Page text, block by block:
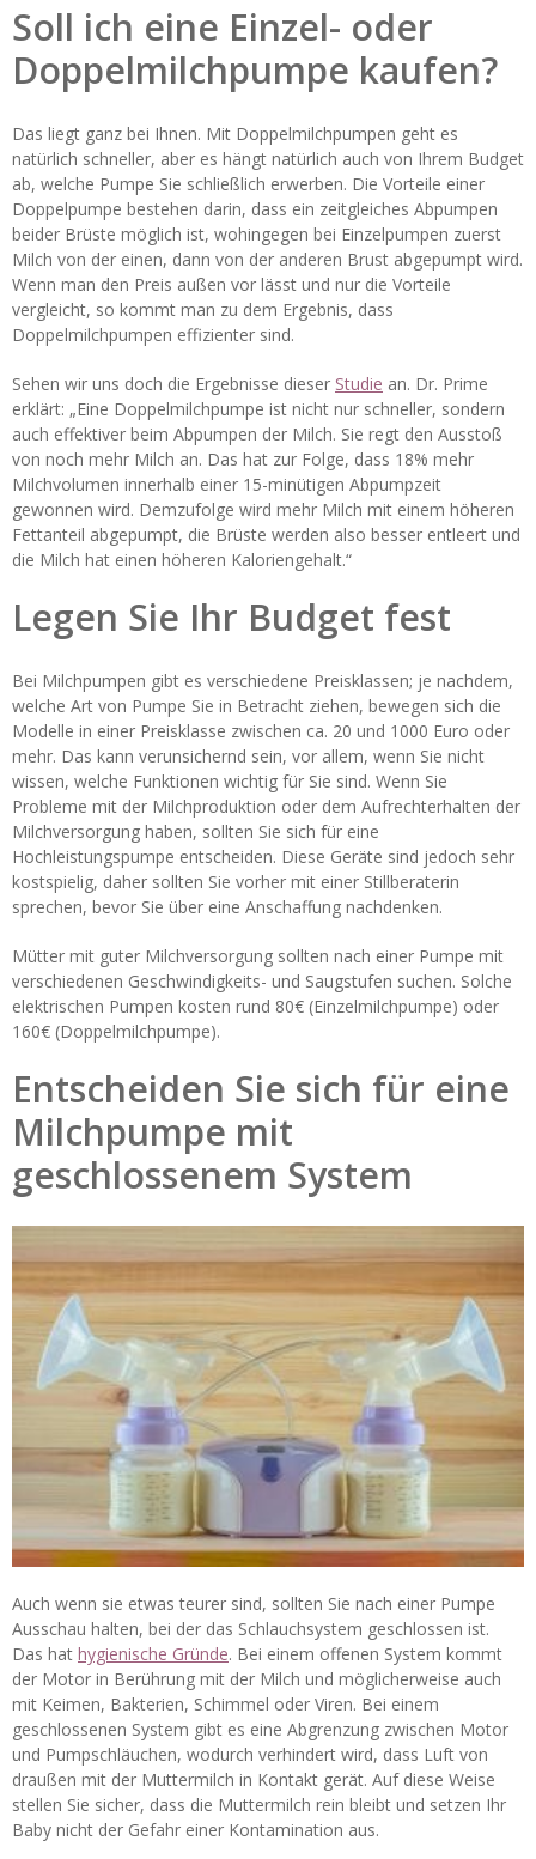
Soll ich eine Einzel- oder
Doppelmilchpumpe kaufen?
Das liegt ganz bei Ihnen. Mit Doppelmilchpumpen geht es
natürlich schneller, aber es hängt natürlich auch von Ihrem Budget
ab, welche Pumpe Sie schließlich erwerben. Die Vorteile einer
Doppelpumpe bestehen darin, dass ein zeitgleiches Abpumpen
beider Brüste möglich ist, wohingegen bei Einzelpumpen zuerst
Milch von der einen, dann von der anderen Brust abgepumpt wird.
Wenn man den Preis außen vor lässt und nur die Vorteile
vergleicht, so kommt man zu dem Ergebnis, dass
Doppelmilchpumpen effizienter sind.
Sehen wir uns doch die Ergebnisse dieser Studie an. Dr. Prime
erklärt: „Eine Doppelmilchpumpe ist nicht nur schneller, sondern
auch effektiver beim Abpumpen der Milch. Sie regt den Ausstoß
von noch mehr Milch an. Das hat zur Folge, dass 18% mehr
Milchvolumen innerhalb einer 15-minütigen Abpumpzeit
gewonnen wird. Demzufolge wird mehr Milch mit einem höheren
Fettanteil abgepumpt, die Brüste werden also besser entleert und
die Milch hat einen höheren Kaloriengehalt.“
Legen Sie Ihr Budget fest
Bei Milchpumpen gibt es verschiedene Preisklassen; je nachdem,
welche Art von Pumpe Sie in Betracht ziehen, bewegen sich die
Modelle in einer Preisklasse zwischen ca. 20 und 1000 Euro oder
mehr. Das kann verunsichernd sein, vor allem, wenn Sie nicht
wissen, welche Funktionen wichtig für Sie sind. Wenn Sie
Probleme mit der Milchproduktion oder dem Aufrechterhalten der
Milchversorgung haben, sollten Sie sich für eine
Hochleistungspumpe entscheiden. Diese Geräte sind jedoch sehr
kostspielig, daher sollten Sie vorher mit einer Stillberaterin
sprechen, bevor Sie über eine Anschaffung nachdenken.
Mütter mit guter Milchversorgung sollten nach einer Pumpe mit
verschiedenen Geschwindigkeits- und Saugstufen suchen. Solche
elektrischen Pumpen kosten rund 80€ (Einzelmilchpumpe) oder
160€ (Doppelmilchpumpe).
Entscheiden Sie sich für eine
Milchpumpe mit
geschlossenem System
Auch wenn sie etwas teurer sind, sollten Sie nach einer Pumpe
Ausschau halten, bei der das Schlauchsystem geschlossen ist.
Das hat hygienische Gründe. Bei einem offenen System kommt
der Motor in Berührung mit der Milch und möglicherweise auch
mit Keimen, Bakterien, Schimmel oder Viren. Bei einem
geschlossenen System gibt es eine Abgrenzung zwischen Motor
und Pumpschläuchen, wodurch verhindert wird, dass Luft von
draußen mit der Muttermilch in Kontakt gerät. Auf diese Weise
stellen Sie sicher, dass die Muttermilch rein bleibt und setzen Ihr
Baby nicht der Gefahr einer Kontamination aus.